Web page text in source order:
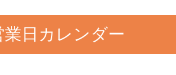
業日カレンダー